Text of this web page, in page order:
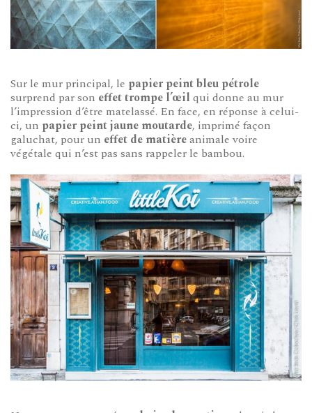
Sur le mur principal, le papier peint bleu pétrole
surprend par son effet trompe l’œil qui donne au mur
l’impression d’être matelassé. En face, en réponse à celui-
ci, un papier peint jaune moutarde, imprimé façon
galuchat, pour un effet de matièreanimale voire
végétale qui n’est pas sans rappeler le bambou.